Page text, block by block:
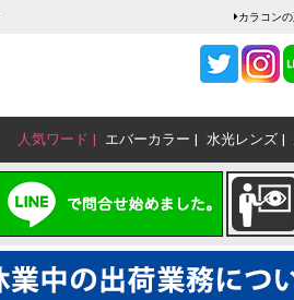
カラコン
人気ワード エバーカラー 水光レンズ